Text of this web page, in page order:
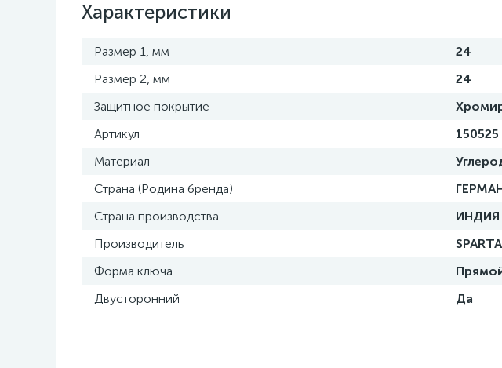
Характеристики
Размер 1, мм
24
Размер 2, мм
24
Защитное покрытие
Артикул
150525
Материал
Страна (Родина бренда)
Страна производства
ИНДИЯ
Производитель
SPARTA
Форма ключа
Двусторонний
Да